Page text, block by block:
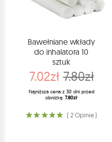
Bawełniane wkłady
do inhalatora 10
sztuk
7.02zł 7.80zł
Najniższa cena z 30 dni przed
obniżką: 7.80zł
( 2 Opinie )